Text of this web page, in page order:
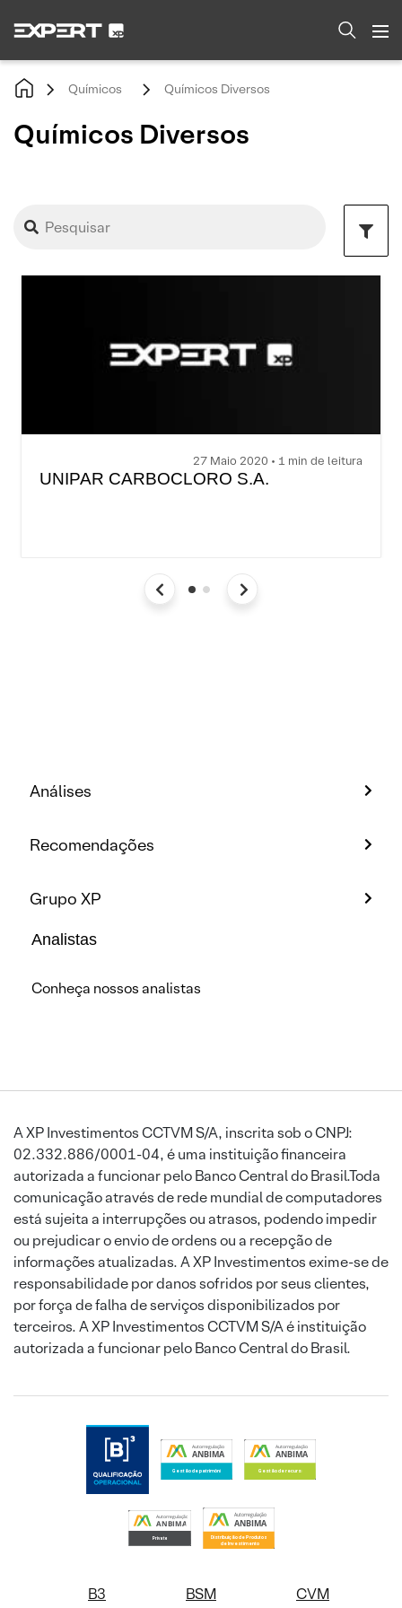
Químicos Químicos Diversos
Químicos Diversos
27 Maio 2020 • 1 min de leitura
UNIPAR CARBOCLORO S.A.
Análises
Recomendações
Grupo XP
Analistas
Conheça nossos analistas
A XP Investimentos CCTVM S/A, inscrita sob o CNPJ:
02.332.886/0001-04, é uma instituição financeira
autorizada a funcionar pelo Banco Central do Brasil.Toda
comunicação através de rede mundial de computadores
está sujeita a interrupções ou atrasos, podendo impedir
ou prejudicar o envio de ordens ou a recepção de
informações atualizadas. A XP Investimentos exime-se de
responsabilidade por danos sofridos por seus clientes,
por força de falha de serviços disponibilizados por
terceiros. A XP Investimentos CCTVM S/A é instituição
autorizada a funcionar pelo Banco Central do Brasil.
B3 BSM CVM